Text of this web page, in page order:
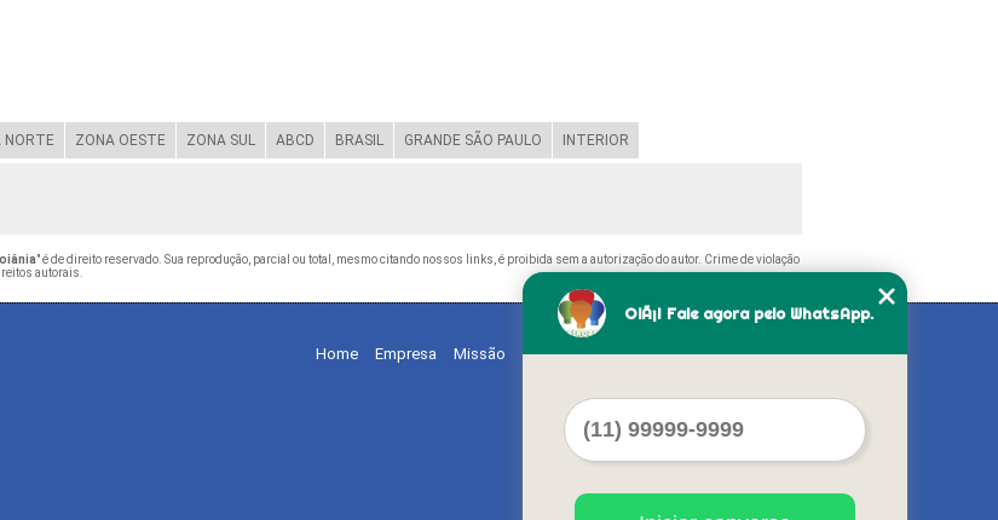
NORTE ZONA OESTE ZONA SUL ABCD BRASIL GRANDE SÃO PAULO INTERIOR
" é de direito reservado. Sua reprodução, parcial ou total, mesmo citando nossos links, é proibida sem a autorização do autor. Crime de violação
autorais
Home Empresa Missão Serviços Contato Mapa do site
OlÃ¡! Fale agora pelo WhatsApp.